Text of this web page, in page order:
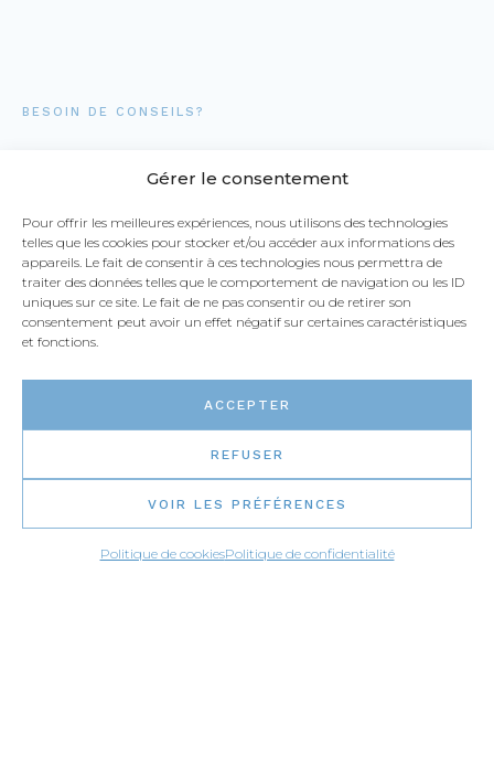
Gérer le consentement
Pour offrir les meilleures expériences, nous utilisons des technologies
telles que les cookies pour stocker et/ou accéder aux informations des
appareils. Le fait de consentir à ces technologies nous permettra de
traiter des données telles que le comportement de navigation ou les ID
uniques sur ce site. Le fait de ne pas consentir ou de retirer son
consentement peut avoir un effet négatif sur certaines caractéristiques
et fonctions.
ACCEPTER
REFUSER
VOIR LES PRÉFÉRENCES
Politique de cookiesPolitique de confidentialité
BESOIN DE CONSEILS?
1-877-373-7111
Clavardez